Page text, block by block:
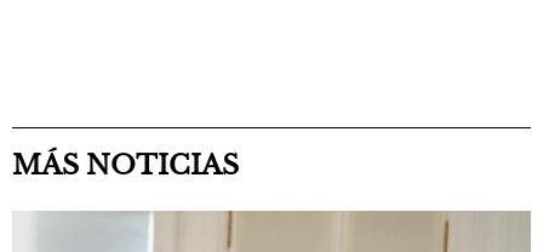
MÁS NOTICIAS